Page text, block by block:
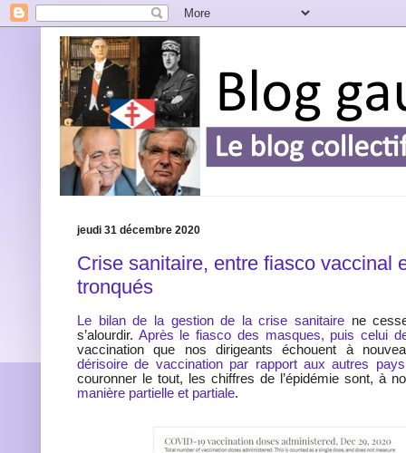
jeudi 31 décembre 2020
Crise sanitaire, entre fiasco vaccinal
tronqués
Le bilan de la gestion de la crise sanitaire ne
s’alourdir. Après le fiasco des masques, puis celui
vaccination que nos dirigeants échouent à
dérisoire de vaccination par rapport aux autres
couronner le tout, les chiffres de l’épidémie sont, à
manière partielle et partiale.